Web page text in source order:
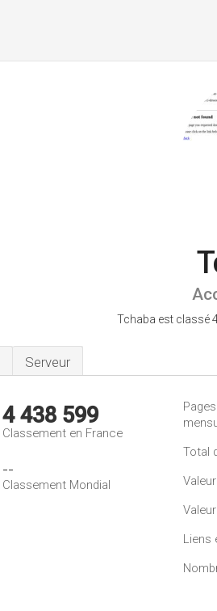
Tchaba est classé
Serveur
4 438 599
Classement en France
--
Classement Mondial
Total
Liens